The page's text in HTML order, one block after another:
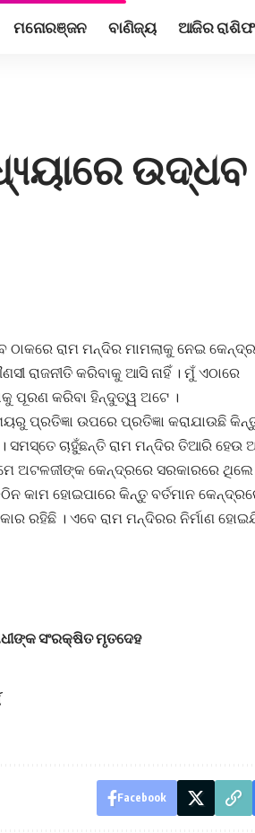
ମନୋରଞ୍ଜନ ବାଣିଜ୍ୟ ଆଜିର
ଉଦ୍ଧବ
ରାମ ମନ୍ଦିର ମାମଲାକୁ ନେଇ
ରାଜନୀତି କରିବାକୁ ଆସି ନାହିଁ । ମୁଁ ଏଠାରେ
ପୂରଣ କରିବା ହିନ୍ଦୁତ୍ୱ ଅଟେ ।
ପ୍ରତିଜ୍ଞା ଉପରେ ପ୍ରତିଜ୍ଞା କରାଯାଉଛି କିନ୍ତୁ
ଚାହୁଁଛନ୍ତି ରାମ ମନ୍ଦିର ତିଆରି ହେଉ
କେନ୍ଦ୍ରରେ ସରକାରରେ ଥିଲେ
କାମ ହୋଇପାରେ କିନ୍ତୁ ବର୍ତମାନ
ରହିଛି । ଏବେ ରାମ ମନ୍ଦିରର ନିର୍ମାଣ
ସଂରକ୍ଷିତ ମୃତଦେହ
Facebook